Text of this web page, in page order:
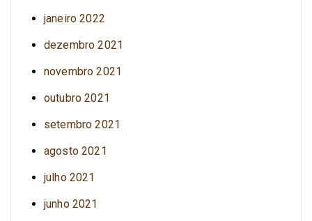
janeiro 2022
dezembro 2021
novembro 2021
outubro 2021
setembro 2021
agosto 2021
julho 2021
junho 2021